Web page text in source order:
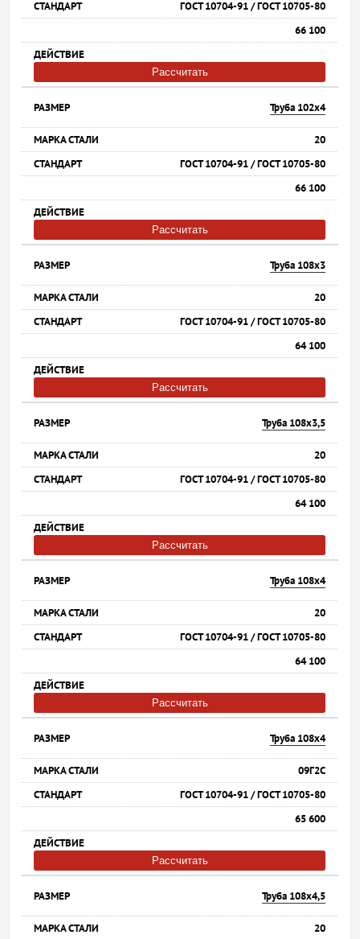
ГОСТ 10704-91 / ГОСТ 10705-80
66 100
Рассчитать
Труба 102х4
20
ГОСТ 10704-91 / ГОСТ 10705-80
66 100
Рассчитать
Труба 108х3
20
ГОСТ 10704-91 / ГОСТ 10705-80
64 100
Рассчитать
Труба 108х3,5
20
ГОСТ 10704-91 / ГОСТ 10705-80
64 100
Рассчитать
Труба 108х4
20
ГОСТ 10704-91 / ГОСТ 10705-80
64 100
Рассчитать
Труба 108х4
09Г2С
ГОСТ 10704-91 / ГОСТ 10705-80
65 600
Рассчитать
Труба 108х4,5
20